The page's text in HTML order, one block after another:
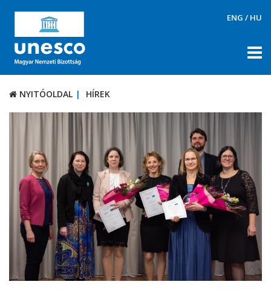
ENG / HU
NYITÓOLDAL HÍREK
RÓLUNK
DOKUMENTUMTÁR
PÁLYÁZATOK / DÍJAK
KAPCSOLAT
NYITÓOLDAL HÍREK